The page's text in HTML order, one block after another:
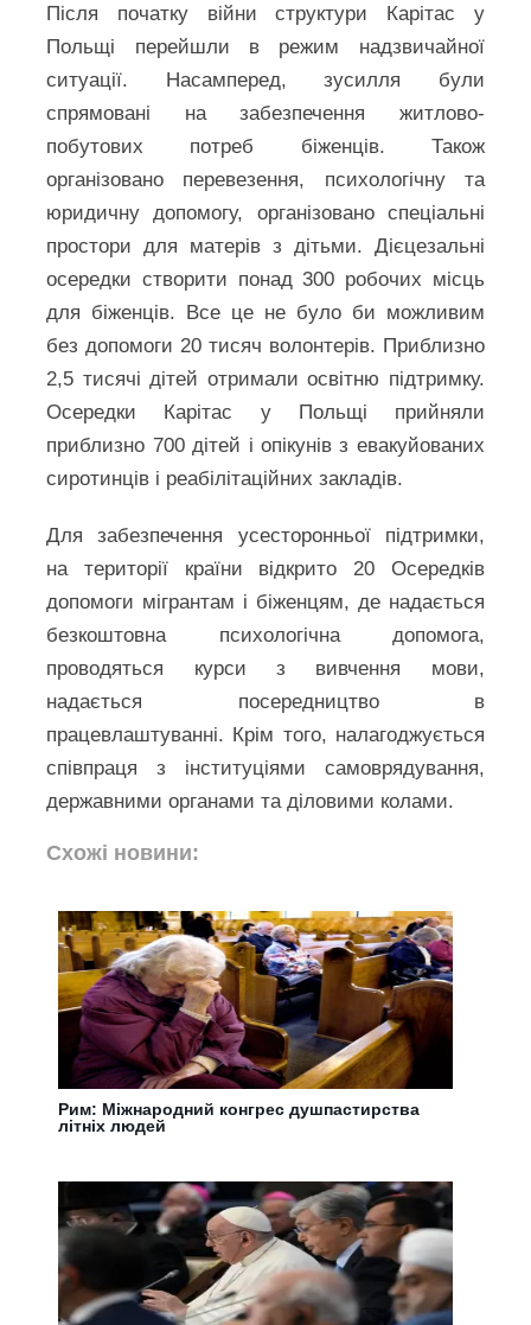
Після початку війни структури Карітас у
Польщі перейшли в режим надзвичайної
ситуації. Насамперед, зусилля були
спрямовані на забезпечення житлово-
побутових потреб біженців. Також
організовано перевезення, психологічну та
юридичну допомогу, організовано спеціальні
простори для матерів з дітьми. Дієцезальні
осередки створити понад 300 робочих місць
для біженців. Все це не було би можливим
без допомоги 20 тисяч волонтерів. Приблизно
2,5 тисячі дітей отримали освітню підтримку.
Осередки Карітас у Польщі прийняли
приблизно 700 дітей і опікунів з евакуйованих
сиротинців і реабілітаційних закладів.
Для забезпечення усесторонньої підтримки,
на території країни відкрито 20 Осередків
допомоги мігрантам і біженцям, де надається
безкоштовна психологічна допомога,
проводяться курси з вивчення мови,
надається посередництво в
працевлаштуванні. Крім того, налагоджується
співпраця з інституціями самоврядування,
державними органами та діловими колами.
Схожі новини:
Рим: Міжнародний конгрес душпастирства
літніх людей